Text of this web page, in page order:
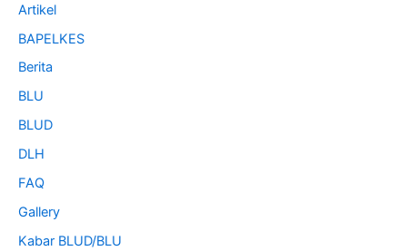
Artikel
BAPELKES
Berita
BLU
BLUD
DLH
FAQ
Gallery
Kabar BLUD/BLU